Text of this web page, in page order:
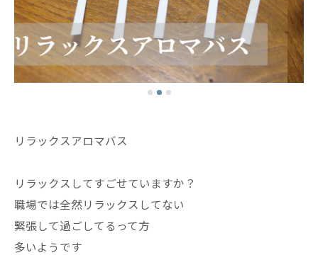
リラックスアロマバス
リラックスしてすごせていますか？
職場では全然リラックスしてない
緊張して過ごしてるって方
多いようです